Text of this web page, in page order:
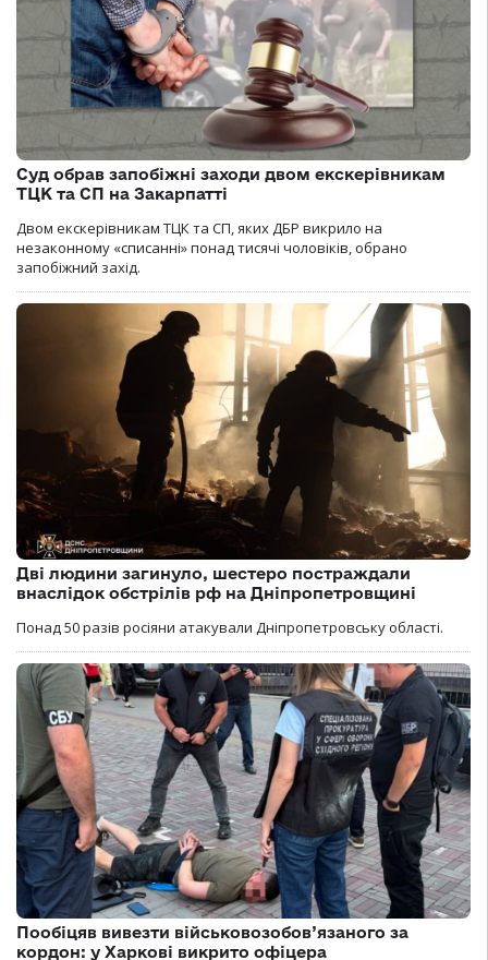
Суд обрав запобіжні заходи двом екскерівникам
ТЦК та СП на Закарпатті
Двом екскерівникам ТЦК та СП, яких ДБР викрило на
незаконному «списанні» понад тисячі чоловіків, обрано
запобіжний захід.
Дві людини загинуло, шестеро постраждали
внаслідок обстрілів рф на Дніпропетровщині
Понад 50 разів росіяни атакували Дніпропетровську області.
Пообіцяв вивезти військовозобов’язаного за
кордон: у Харкові викрито офіцера